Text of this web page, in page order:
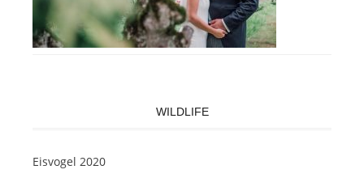
WILDLIFE
Eisvogel 2020